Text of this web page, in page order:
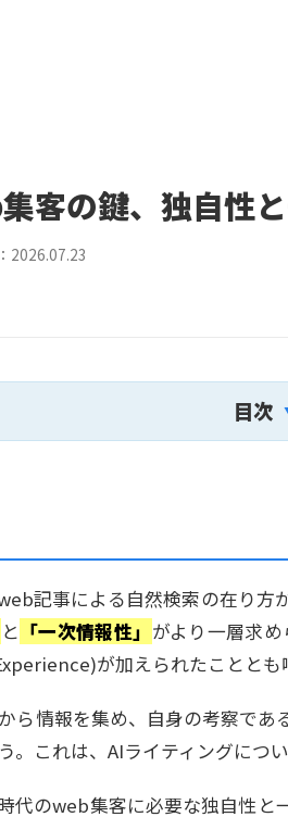
客の鍵、独自性
2026.07.23
目次
記事による自然検索の在り
と 「一次情報性」 がより一層求
が加えられたこととも
ら情報を集め、自身の考察で
。これは、AIライティングにつ
代のweb集客に必要な独自性